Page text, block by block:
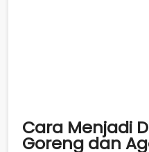
Cara Menjadi
Goreng dan